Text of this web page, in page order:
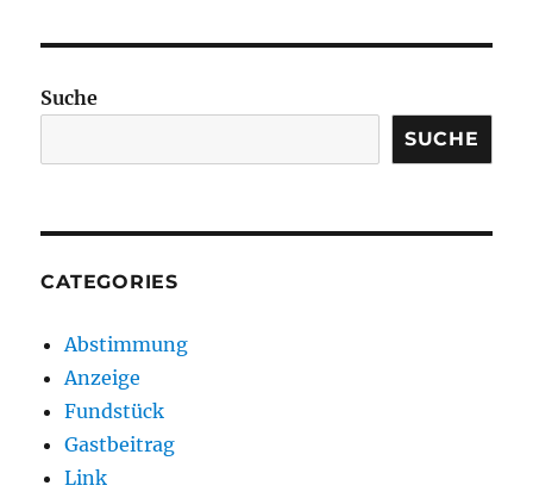
Suche
SUCHE
CATEGORIES
Abstimmung
Anzeige
Fundstück
Gastbeitrag
Link